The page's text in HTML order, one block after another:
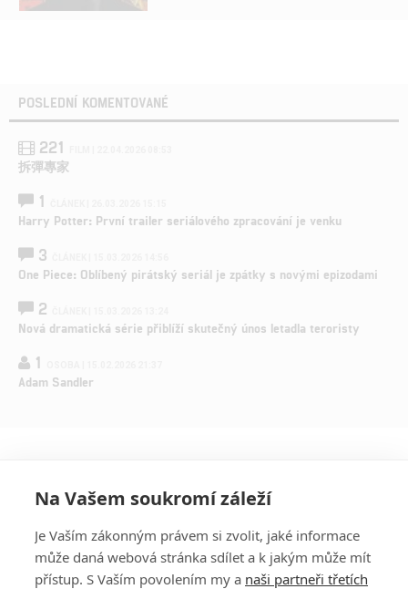
POSLEDNÍ KOMENTOVANÉ
221
拆彈專家
1
Harry Potter: První trailer seriálového zpracování je venku
3
One Piece: Oblíbený pirátský seriál je zpátky s novými epizodami
2
Nová dramatická série přiblíží skutečný únos letadla teroristy
1
Adam Sandler
Na Vašem soukromí záleží
Je Vaším zákonným právem si zvolit, jaké informace
může daná webová stránka sdílet a k jakým může mít
přístup. S Vaším povolením my a naši partneři třetích